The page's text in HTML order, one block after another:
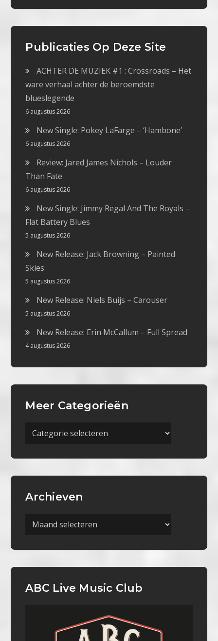
Publicaties Op Deze Site
ACHTER DE MUZIEK #1 : Crossroads – Het
ware verhaal achter de beroemdste
blueslegende
6 augustus 2026
New Single: Pokey LaFarge – ‘Hambone’
6 augustus 2026
Review: Jared James Nichols – Louder
Than Fate
6 augustus 2026
New Single: Jimmy Regal And The Royals –
Flat Battery Blues
5 augustus 2026
New Release: Jack Browning – Painted
Skies
5 augustus 2026
New Release: Niels Buijs – Carouser
5 augustus 2026
New Release: Erin McCallum – Full Spread
4 augustus 2026
Meer Categorieën
Meer
Archieven
Archieven
ABC Live Music Club